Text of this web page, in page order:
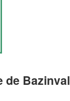
de Bazinval